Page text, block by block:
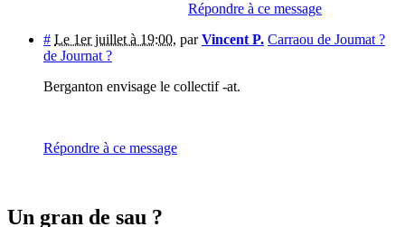
Répondre à ce message
# Le 1er juillet à 19:00, parVincent P. Carraou de Joumat ?
de Journat ?
Berganton envisage le collectif -at.
Répondre à ce message
Un gran de sau ?